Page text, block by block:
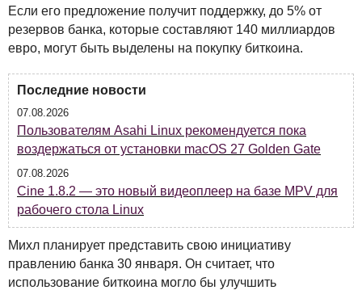
Если его предложение получит поддержку, до 5% от
резервов банка, которые составляют 140 миллиардов
евро, могут быть выделены на покупку биткоина.
Последние новости
07.08.2026
Пользователям Asahi Linux рекомендуется пока
воздержаться от установки macOS 27 Golden Gate
07.08.2026
Cine 1.8.2 — это новый видеоплеер на базе MPV для
рабочего стола Linux
Михл планирует представить свою инициативу
правлению банка 30 января. Он считает, что
использование биткоина могло бы улучшить